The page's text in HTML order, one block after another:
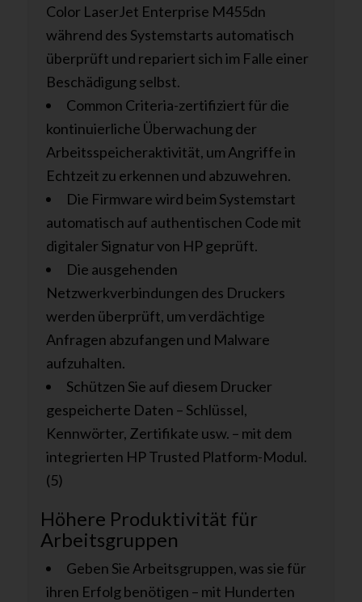
Color LaserJet Enterprise M455dn
während des Systemstarts automatisch
überprüft und repariert sich im Falle einer
Beschädigung selbst.
Common Criteria-zertifiziert für die
kontinuierliche Überwachung der
Arbeitsspeicheraktivität, um Angriffe in
Echtzeit zu erkennen und abzuwehren.
Die Firmware wird beim Systemstart
automatisch auf authentischen Code mit
digitaler Signatur von HP geprüft.
Die ausgehenden
Netzwerkverbindungen des Druckers
werden überprüft, um verdächtige
Anfragen abzufangen und Malware
aufzuhalten.
Schützen Sie auf diesem Drucker
gespeicherte Daten – Schlüssel,
Kennwörter, Zertifikate usw. – mit dem
integrierten HP Trusted Platform-Modul.
(5)
Höhere Produktivität für
Arbeitsgruppen
Geben Sie Arbeitsgruppen, was sie für
ihren Erfolg benötigen – mit Hunderten